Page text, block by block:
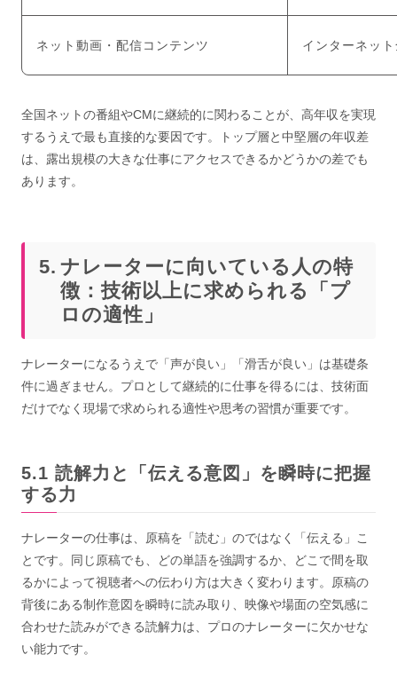
ネット動画・配信コンテンツ インターネッ
全国ネットの番組やCMに継続的に関わることが、高年収を実現
するうえで最も直接的な要因です。トップ層と中堅層の年収差
は、露出規模の大きな仕事にアクセスできるかどうかの差でも
あります。
ナレーターに向いている人の特
徴：技術以上に求められる「プ
ロの適性」
ナレーターになるうえで「声が良い」「滑舌が良い」は基礎条
件に過ぎません。プロとして継続的に仕事を得るには、技術面
だけでなく現場で求められる適性や思考の習慣が重要です。
読解力と「伝える意図」を瞬時に把握
する力
ナレーターの仕事は、原稿を「読む」のではなく「伝える」こ
とです。同じ原稿でも、どの単語を強調するか、どこで間を取
るかによって視聴者への伝わり方は大きく変わります。原稿の
背後にある制作意図を瞬時に読み取り、映像や場面の空気感に
合わせた読みができる読解力は、プロのナレーターに欠かせな
い能力です。